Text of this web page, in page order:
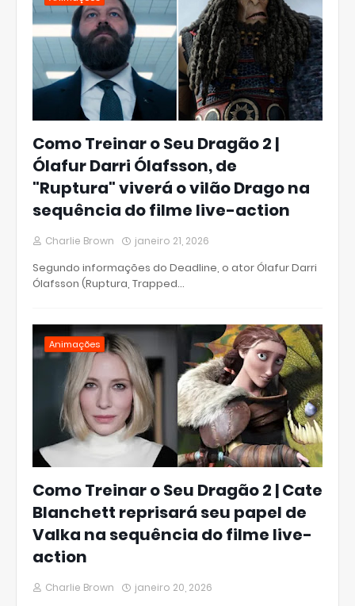
Como Treinar o Seu Dragão 2 |
Ólafur Darri Ólafsson, de
"Ruptura" viverá o vilão Drago na
sequência do filme live-action
Charlie Brown janeiro 21, 2026
Segundo informações do Deadline, o ator Ólafur Darri
Ólafsson (Ruptura, Trapped…
Animações
Como Treinar o Seu Dragão 2 | Cate
Blanchett reprisará seu papel de
Valka na sequência do filme live-
action
Charlie Brown janeiro 20, 2026